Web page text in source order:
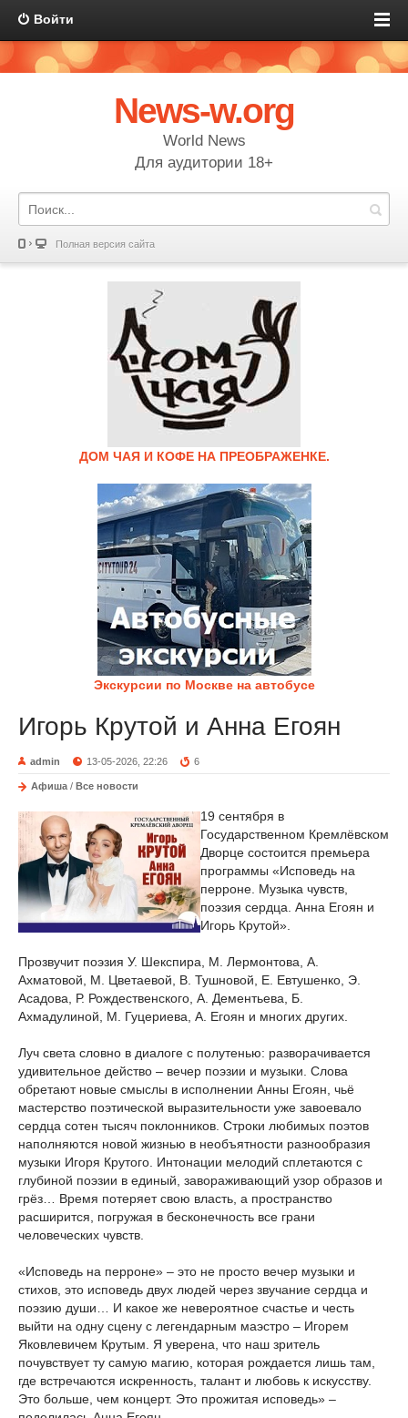
Войти
News-w.org
World News
Для аудитории 18+
Полная версия сайта
ДОМ ЧАЯ И КОФЕ НА ПРЕОБРАЖЕНКЕ.
Экскурсии по Москве на автобусе
Игорь Крутой и Анна Егоян
admin 13-05-2026, 22:26 6
Афиша / Все новости
19 сентября в
Государственном Кремлёвском
Дворце состоится премьера
программы «Исповедь на
перроне. Музыка чувств,
поэзия сердца. Анна Егоян и
Игорь Крутой».
Прозвучит поэзия У. Шекспира, М. Лермонтова, А.
Ахматовой, М. Цветаевой, В. Тушновой, Е. Евтушенко, Э.
Асадова, Р. Рождественского, А. Дементьева, Б.
Ахмадулиной, М. Гуцериева, А. Егоян и многих других.
Луч света словно в диалоге с полутенью: разворачивается
удивительное действо – вечер поэзии и музыки. Слова
обретают новые смыслы в исполнении Анны Егоян, чьё
мастерство поэтической выразительности уже завоевало
сердца сотен тысяч поклонников. Строки любимых поэтов
наполняются новой жизнью в необъятности разнообразия
музыки Игоря Крутого. Интонации мелодий сплетаются с
глубиной поэзии в единый, завораживающий узор образов и
грёз… Время потеряет свою власть, а пространство
расширится, погружая в бесконечность все грани
человеческих чувств.
«Исповедь на перроне» – это не просто вечер музыки и
стихов, это исповедь двух людей через звучание сердца и
поэзию души… И какое же невероятное счастье и честь
выйти на одну сцену с легендарным маэстро – Игорем
Яковлевичем Крутым. Я уверена, что наш зритель
почувствует ту самую магию, которая рождается лишь там,
где встречаются искренность, талант и любовь к искусству.
Это больше, чем концерт. Это прожитая исповедь» –